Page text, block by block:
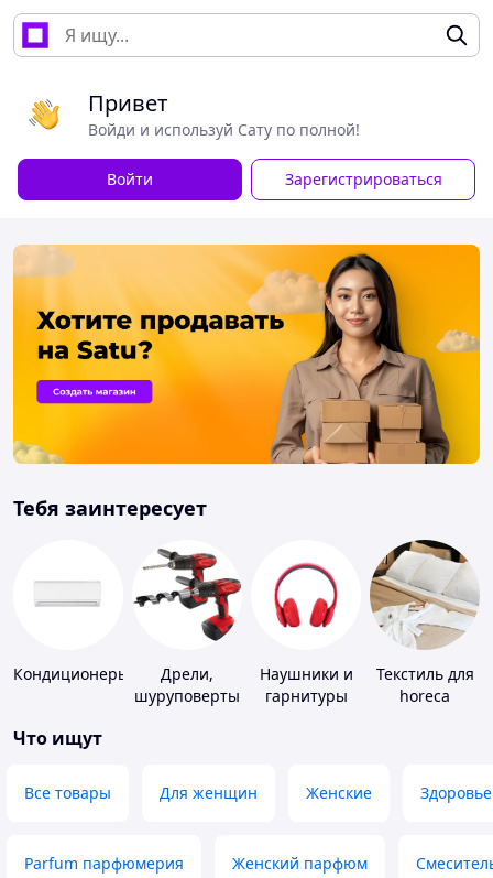
Привет
Войди и используй Сату по полной!
Войти Зарегистрироваться
Тебя заинтересует
Кондиционеры
Дрели,
шуруповерты
Наушники и
гарнитуры
Текстиль для
horeca
Что ищут
Все товары Для женщин Женские Здоровье
Parfum парфюмерия Женский парфюм